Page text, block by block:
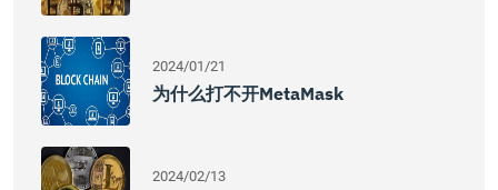
2024/01/21
为什么打不开MetaMask
2024/02/13